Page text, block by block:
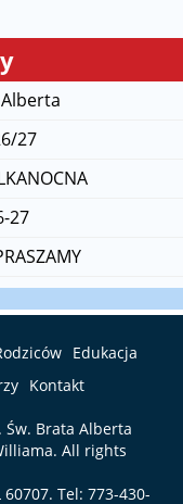
Alberta
27
27
Edukacja
Kontakt
Św. Brata Alberta
. All rights
Tel: 773-430-